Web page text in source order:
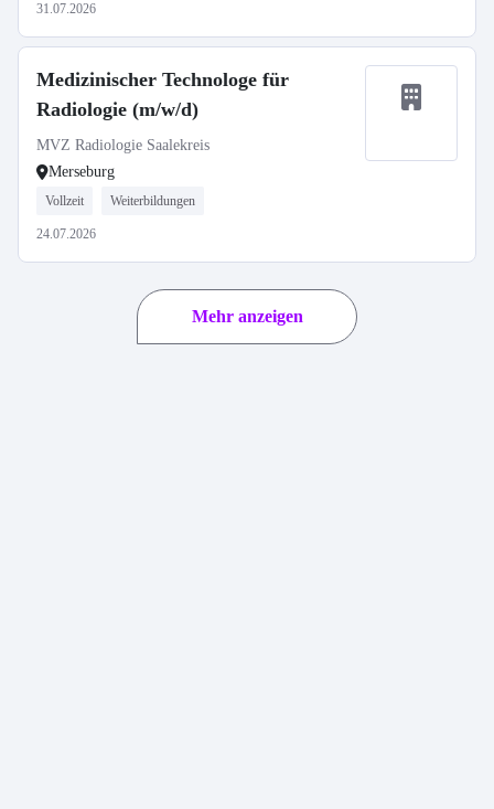
31.07.2026
Medizinischer Technologe für
Radiologie (m/w/d)
MVZ Radiologie Saalekreis
Merseburg
Vollzeit Weiterbildungen
24.07.2026
Mehr anzeigen